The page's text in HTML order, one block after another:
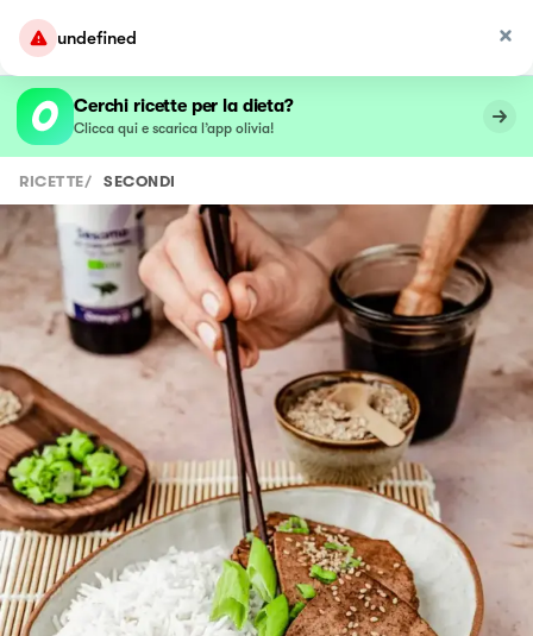
undefined
Cerchi ricette per la dieta?
Clicca qui e scarica l’app olivia!
RICETTE/ SECONDI